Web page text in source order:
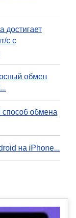
достигает
с с
обмен
обмена
на iPhone...